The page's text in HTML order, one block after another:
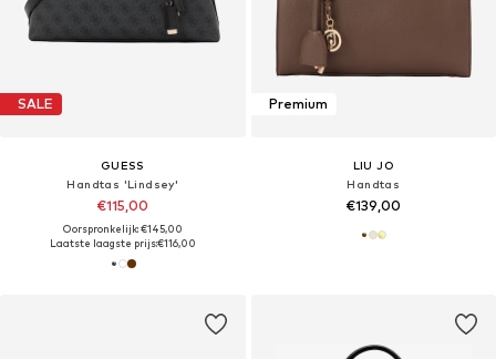
SALE
GUESS
Handtas 'Lindsey'
€115,00
Oorspronkelijk: €145,00
Laatste laagste prijs:€116,00
Premium
LIU JO
Handtas
€139,00